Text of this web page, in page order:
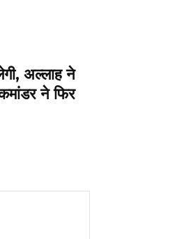
अल्लाह ने
ने फिर